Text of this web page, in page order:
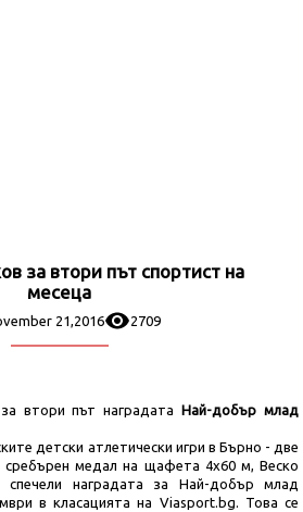
за втори път спортист на
месеца
21,2016 2709
за втори път наградатаНай-добър млад
детски атлетически игри в Бърно - две
медал на щафета 4х60 м, Веско
наградата за Най-добър млад
в класацията на Viasport.bg. Това се